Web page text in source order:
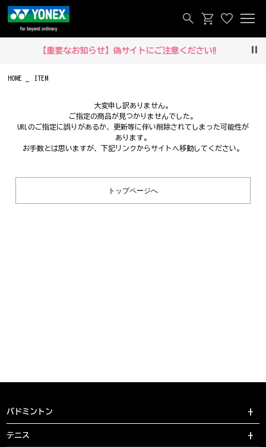
【重要なお知らせ】偽サイトにご注意ください‼
HOME ITEM
大変申し訳ありません。
ご指定の商品が見つかりませんでした。
URLのご指定に誤りがあるか、更新等に伴い削除されてしまった可能性が
あります。
お手数とは思いますが、下記リンクからサイトへ移動してください。
トップページへ
バドミントン
テニス